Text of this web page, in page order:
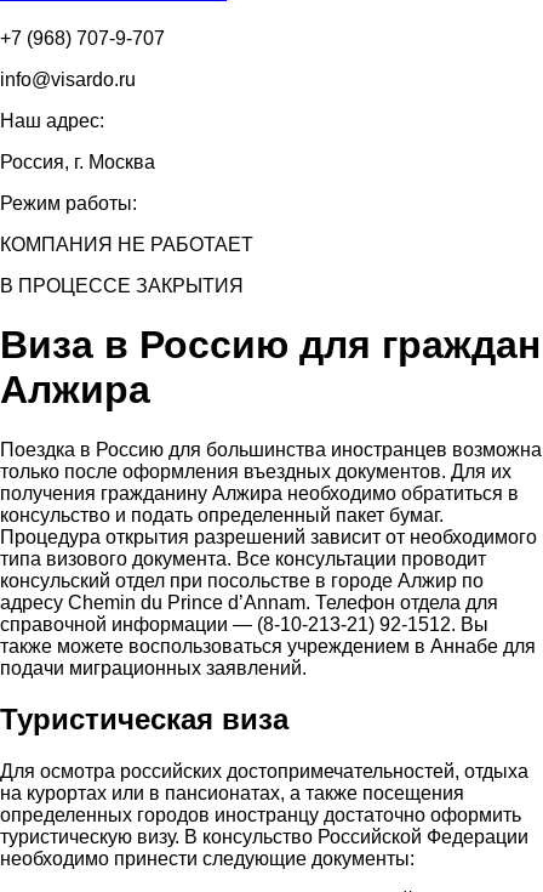
+7 (968) 707-9-707
info@visardo.ru
Наш адрес:
Россия, г. Москва
Режим работы:
КОМПАНИЯ НЕ РАБОТАЕТ
В ПРОЦЕССЕ ЗАКРЫТИЯ
Виза в Россию для граждан
Алжира
Поездка в Россию для большинства иностранцев возможна
только после оформления въездных документов. Для их
получения гражданину Алжира необходимо обратиться в
консульство и подать определенный пакет бумаг.
Процедура открытия разрешений зависит от необходимого
типа визового документа. Все консультации проводит
консульский отдел при посольстве в городе Алжир по
адресу Chemin du Prince d’Annam. Телефон отдела для
справочной информации — (8-10-213-21) 92-1512. Вы
также можете воспользоваться учреждением в Аннабе для
подачи миграционных заявлений.
Туристическая виза
Для осмотра российских достопримечательностей, отдыха
на курортах или в пансионатах, а также посещения
определенных городов иностранцу достаточно оформить
туристическую визу. В консульство Российской Федерации
необходимо принести следующие документы: